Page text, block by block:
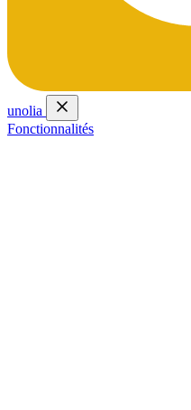
unolia
Fonctionnalités